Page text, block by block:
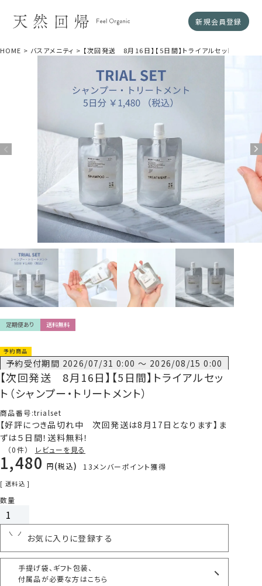
新規会員登録
HOME バスアメニティ 【次回発送 8月16日】【5日間】トライアルセット（シャンプ
定期便あり 送料無料
予約商品
予約受付期間 2026/07/31 0:00〜 2026/08/15 0:00
【次回発送 8月16日】【5日間】トライアルセッ
ト（シャンプー・トリートメント）
商品番号 trialset
【好評につき品切れ中 次回発送は8月17日となります】ま
ずは５日間！送料無料！
（0件） レビューを見る
1,480 税込 13 メンバーポイント獲得
送料込
お気に入りに登録する
手提げ袋、ギフト包装、
付属品が必要な方はこちら